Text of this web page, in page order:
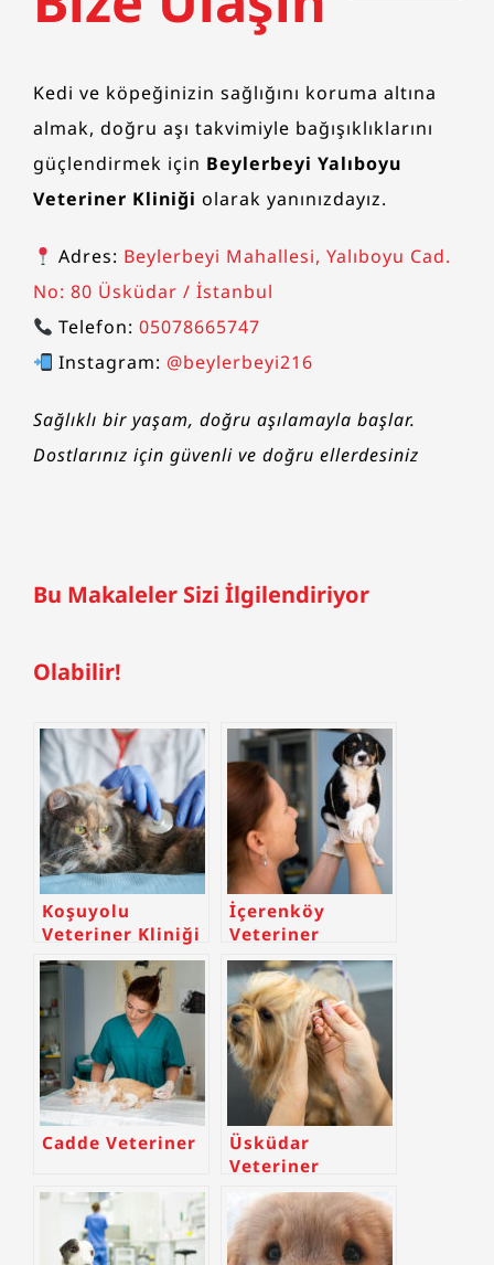
Kedi ve köpeğinizin sağlığını koruma altına
almak, doğru aşı takvimiyle bağışıklıklarını
güçlendirmek için Beylerbeyi Yalıboyu
Veteriner Kliniği olarak yanınızdayız.
Adres: Beylerbeyi Mahallesi, Yalıboyu Cad.
No: 80 Üsküdar / İstanbul
Telefon:05078665747
Instagram: @beylerbeyi216
Sağlıklı bir yaşam, doğru aşılamayla başlar.
Dostlarınız için güvenli ve doğru ellerdesiniz
Bu Makaleler Sizi İlgilendiriyor
Olabilir!
Koşuyolu
Veteriner Kliniği
İçerenköy
Veteriner
Cadde Veteriner
Üsküdar
Veteriner